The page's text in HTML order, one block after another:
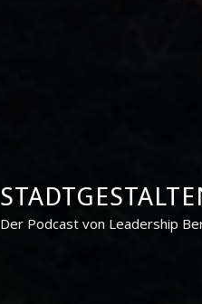
Der Podcast von Leadership